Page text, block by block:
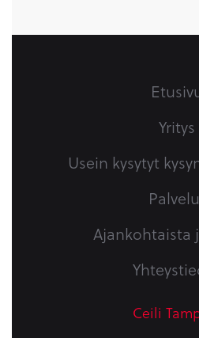
Yritys
Usein kysytyt
Ajankohtaista
Ceili